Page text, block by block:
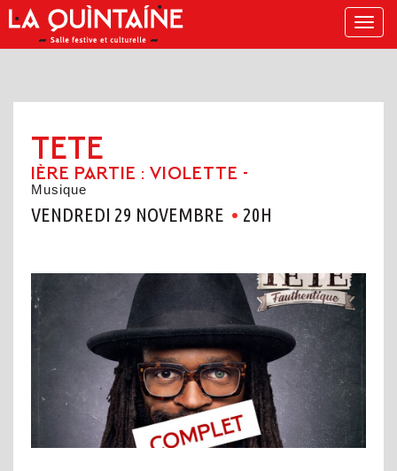
Menu
TETE
1ÈRE PARTIE : VIOLETTE -
Musique
VENDREDI 29 NOVEMBRE 20H